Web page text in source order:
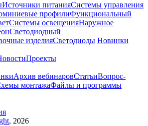
Источники питанияСистемы управления
профилиФункциональный
Системы освещенияНаружное
Светодиодный
изделияСветодиоды Новинки
Проекты
Архив вебинаровСтатьиВопрос-
монтажаФайлы и программы
, 2026